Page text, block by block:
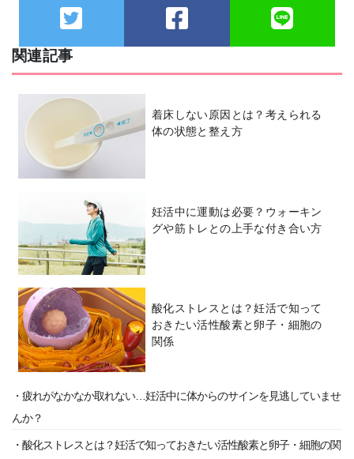
関連記事
着床しない原因とは？考えられる
体の状態と整え方
妊活中に運動は必要？ウォーキン
グや筋トレとの上手な付き合い方
酸化ストレスとは？妊活で知って
おきたい活性酸素と卵子・細胞の
関係
・疲れがなかなか取れない…妊活中に体からのサインを見逃していませ
んか？
・酸化ストレスとは？妊活で知っておきたい活性酸素と卵子・細胞の関